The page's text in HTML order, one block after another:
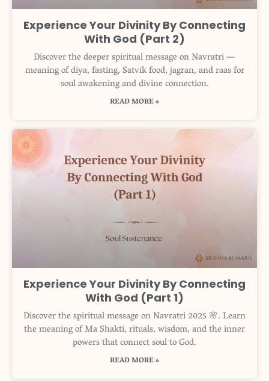
Experience Your Divinity By Connecting
With God (Part 2)
Discover the deeper spiritual message on Navratri —
meaning of diya, fasting, Satvik food, jagran, and raas for
soul awakening and divine connection.
READ MORE »
Experience Your Divinity By Connecting
With God (Part 1)
Discover the spiritual message on Navratri 2025 🌸. Learn
the meaning of Ma Shakti, rituals, wisdom, and the inner
powers that connect soul to God.
READ MORE »